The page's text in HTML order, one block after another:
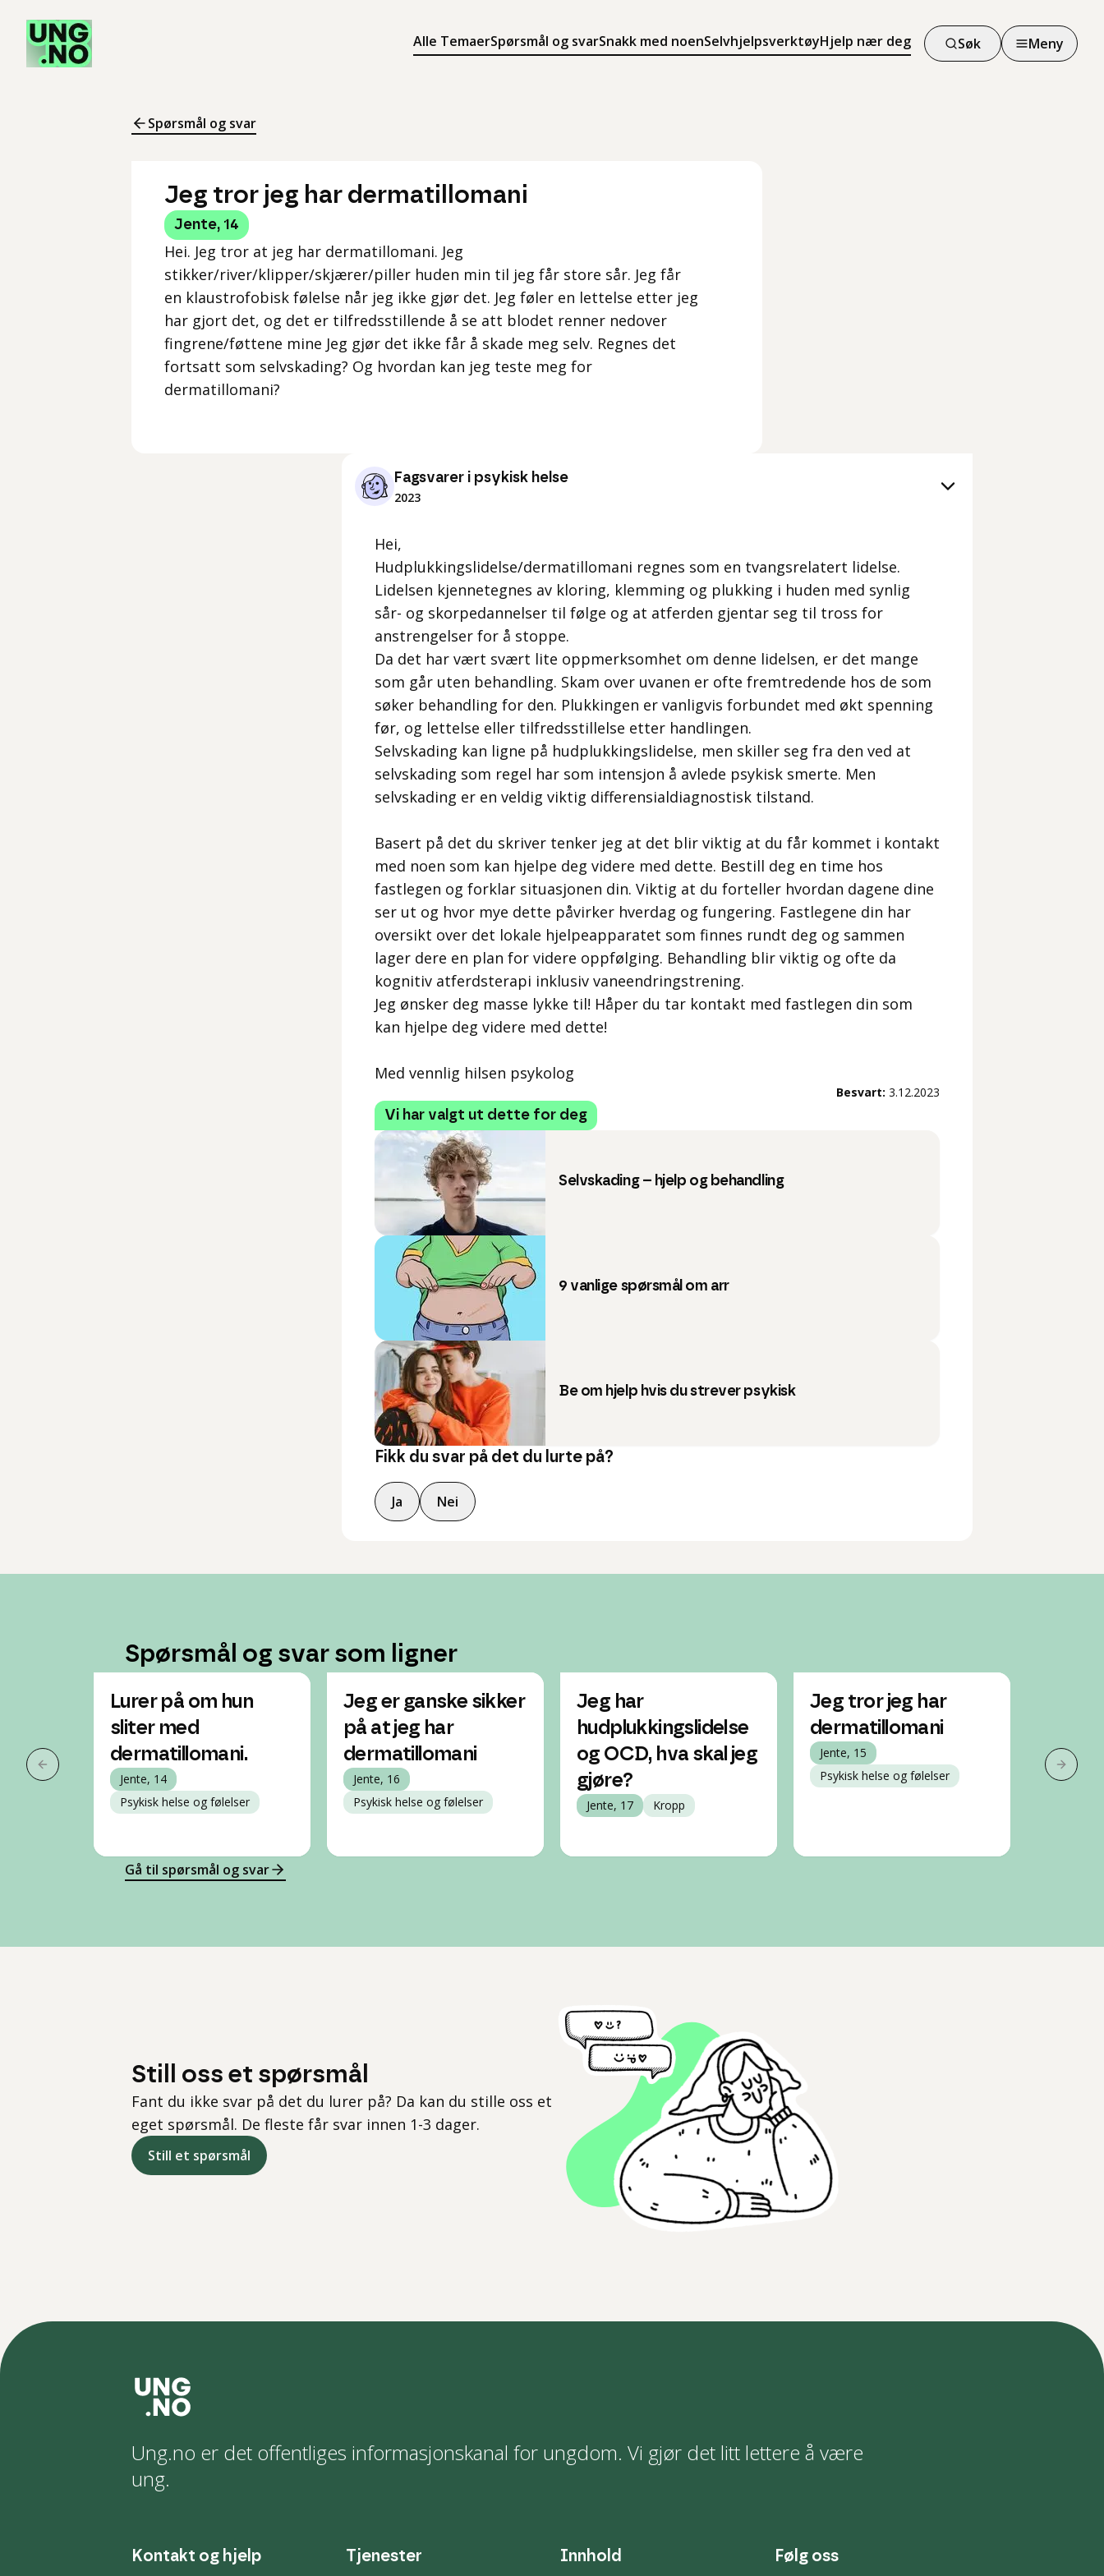
Alle TemaerSpørsmål og svarSnakk med noenSelvhjelpsverktøyHjelp nær deg
Søk
Søk
Meny
Meny
Spørsmål og svar
Jeg tror jeg har dermatillomani
Jente, 14
Hei. Jeg tror at jeg har dermatillomani. Jeg
stikker/river/klipper/skjærer/piller huden min til jeg får store sår. Jeg får
en klaustrofobisk følelse når jeg ikke gjør det. Jeg føler en lettelse etter jeg
har gjort det, og det er tilfredsstillende å se att blodet renner nedover
fingrene/føttene mine Jeg gjør det ikke får å skade meg selv. Regnes det
fortsatt som selvskading? Og hvordan kan jeg teste meg for
dermatillomani?
Fagsvarer i psykisk helse
2023
Hei,
Hudplukkingslidelse/dermatillomani regnes som en tvangsrelatert lidelse.
Lidelsen kjennetegnes av kloring, klemming og plukking i huden med synlig
sår- og skorpedannelser til følge og at atferden gjentar seg til tross for
anstrengelser for å stoppe.
Da det har vært svært lite oppmerksomhet om denne lidelsen, er det mange
som går uten behandling. Skam over uvanen er ofte fremtredende hos de som
søker behandling for den. Plukkingen er vanligvis forbundet med økt spenning
før, og lettelse eller tilfredsstillelse etter handlingen.
Selvskading kan ligne på hudplukkingslidelse, men skiller seg fra den ved at
selvskading som regel har som intensjon å avlede psykisk smerte. Men
selvskading er en veldig viktig differensialdiagnostisk tilstand.
Basert på det du skriver tenker jeg at det blir viktig at du får kommet i kontakt
med noen som kan hjelpe deg videre med dette. Bestill deg en time hos
fastlegen og forklar situasjonen din. Viktig at du forteller hvordan dagene dine
ser ut og hvor mye dette påvirker hverdag og fungering. Fastlegene din har
oversikt over det lokale hjelpeapparatet som finnes rundt deg og sammen
lager dere en plan for videre oppfølging. Behandling blir viktig og ofte da
kognitiv atferdsterapi inklusiv vaneendringstrening.
Jeg ønsker deg masse lykke til! Håper du tar kontakt med fastlegen din som
kan hjelpe deg videre med dette!
Med vennlig hilsen psykolog
Besvart: 3.12.2023
Vi har valgt ut dette for deg
Selvskading – hjelp og behandling
9 vanlige spørsmål om arr
Be om hjelp hvis du strever psykisk
Fikk du svar på det du lurte på?
Ja Nei
Spørsmål og svar som ligner
Forrige slide
Lurer på om hun
sliter med
dermatillomani.
Jente, 14
Psykisk helse og følelser
Jeg er ganske sikker
på at jeg har
dermatillomani
Jente, 16
Psykisk helse og følelser
Jeg har
hudplukkingslidelse
og OCD, hva skal jeg
gjøre?
Jente, 17 Kropp
Jeg tror jeg har
dermatillomani
Jente, 15
Psykisk helse og følelser
er
Jente, 16
Neste
Gå til spørsmål og svar
Still oss et spørsmål
Fant du ikke svar på det du lurer på? Da kan du stille oss et
eget spørsmål. De fleste får svar innen 1-3 dager.
Still et spørsmål
Ung.no er det offentliges informasjonskanal for ungdom. Vi gjør det litt lettere å være
ung.
Kontakt og hjelp Tjenester Innhold Følg oss